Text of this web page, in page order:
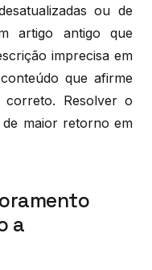
ou de
artigo antigo que
imprecisa em
que afirme
correto. Resolver o
maior retorno em
a